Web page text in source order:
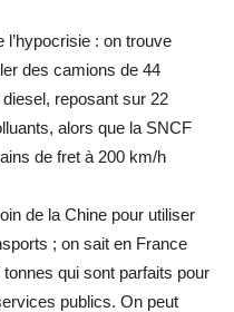
l’hypocrisie : on trouve
des camions de 44
reposant sur 22
alors que la SNCF
de fret à 200 km/h
de la Chine pour utiliser
; on sait en France
qui sont parfaits pour
publics. On peut